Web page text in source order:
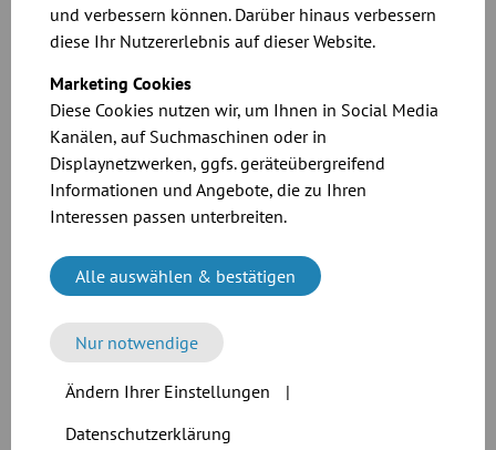
und verbessern können. Darüber hinaus verbessern
diese Ihr Nutzererlebnis auf dieser Website.
Marketing Cookies
Diese Cookies nutzen wir, um Ihnen in Social Media
Kanälen, auf Suchmaschinen oder in
Displaynetzwerken, ggfs. geräteübergreifend
Informationen und Angebote, die zu Ihren
Interessen passen unterbreiten.
Alle auswählen & bestätigen
Nur notwendige
Ändern Ihrer Einstellungen
|
Datenschutzerklärung
Rohrschieber
pneumatisch, mit Zylinder